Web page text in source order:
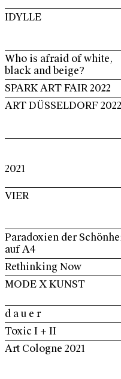
IDYLLE
Who is afraid of white,
black and beige?
SPARK ART FAIR 2022
ART DÜSSELDORF 2022
2021
VIER
Paradoxien der
auf A4
Rethinking Now
MODE X KUNST
d a u e r
Toxic I + II
Art Cologne 2021